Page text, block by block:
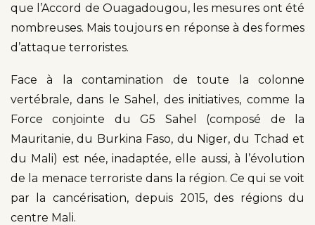
que l’Accord de Ouagadougou, les mesures ont été
nombreuses. Mais toujours en réponse à des formes
d’attaque terroristes.
Face à la contamination de toute la colonne
vertébrale, dans le Sahel, des initiatives, comme la
Force conjointe du G5 Sahel (composé de la
Mauritanie, du Burkina Faso, du Niger, du Tchad et
du Mali) est née, inadaptée, elle aussi, à l’évolution
de la menace terroriste dans la région. Ce qui se voit
par la cancérisation, depuis 2015, des régions du
centre Mali.